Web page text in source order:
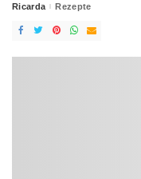
Posted
Ricarda Rezepte